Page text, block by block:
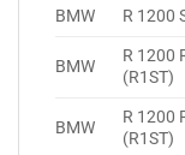
BMW R 1200
BMW
R 1200
(R1ST)
BMW
R 1200
(R1ST)